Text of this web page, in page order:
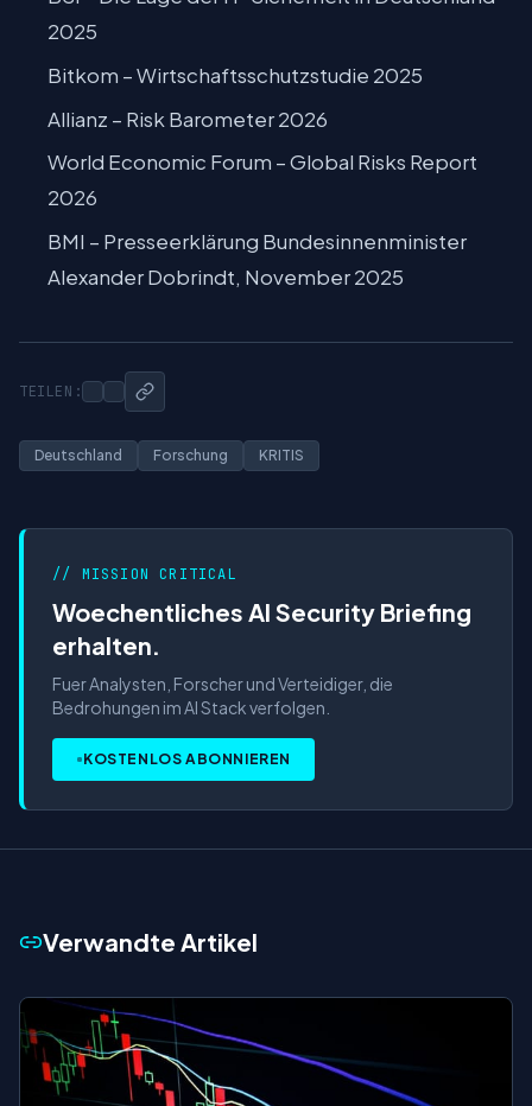
2025
Bitkom – Wirtschaftsschutzstudie 2025
Allianz – Risk Barometer 2026
World Economic Forum – Global Risks Report
2026
BMI – Presseerklärung Bundesinnenminister
Alexander Dobrindt, November 2025
TEILEN:
Deutschland Forschung KRITIS
// MISSION CRITICAL
Woechentliches AI Security Briefing
erhalten.
Fuer Analysten, Forscher und Verteidiger, die
Bedrohungen im AI Stack verfolgen.
KOSTENLOS ABONNIEREN
Verwandte Artikel